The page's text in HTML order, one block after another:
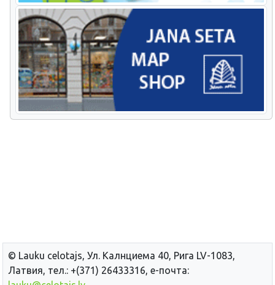
© Lauku сelotajs, Ул. Калнциема 40, Рига LV-1083,
Латвия, тел.: +(371) 26433316, е-почта: